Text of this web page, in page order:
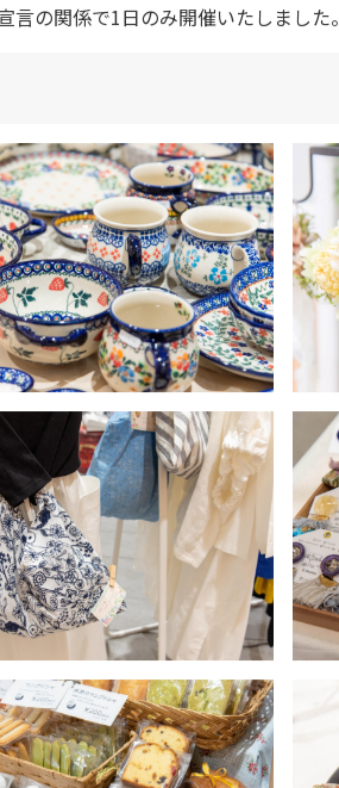
の関係で1日のみ開催いたしました。